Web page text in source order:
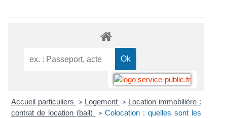
Accueil particuliers > Logement > Location immobilière :
contrat de location (bail)
> Colocation : quelles sont les